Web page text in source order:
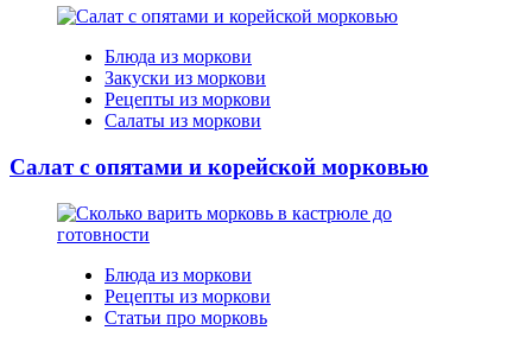
Блюда из моркови
Закуски из моркови
Рецепты из моркови
Салаты из моркови
Салат с опятами и корейской морковью
Блюда из моркови
Рецепты из моркови
Статьи про морковь